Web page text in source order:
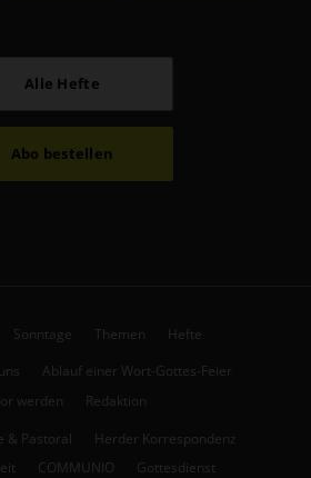
Alle Hefte
Abo bestellen
Sonntage Themen Hefte
Ablauf einer Wort-Gottes-Feier
werden
Redaktion
& Pastoral
Herder Korrespondenz
COMMUNIO
Gottesdienst